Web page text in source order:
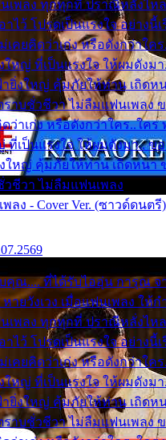
เพลง ทุกทุกที่ ปราณีหลั่งไห
าไว้ โปรดเป็นแรงใจ อย่างนี้
เคยคิดว่าเก่ง หรือดังกว่าใค
ใหญ่ ที่เป็นแรงใจ ให้ผมดังม
ยิ่งใหญ่ คุ้มภัยให้ท่าน เถิดห
ราบชั่วชีวา ไม่ลืมแฟนเพลง
ดว่าเก่ง หรือดังกว่าใคร..ใค
ที่เป็นแรงใจ ให้ผมดังมา.. ขอ
ใหญ่ คุ้มภัยให้ท่าน เถิดหนา ข
วชีวา ไม่ลืมแฟนเพลง
ง - Cover Ver. (ซาวด์ดนตรี
คุณ.... ที่ได้รับไออุ่น การุณ จ
ายวังเวง เมื่อแฟนเพลง ให้ก
เพลง ทุกทุกที่ ปราณีหลั่งไห
าไว้ โปรดเป็นแรงใจ อย่างนี้
เคยคิดว่าเก่ง หรือดังกว่าใค
ใหญ่ ที่เป็นแรงใจ ให้ผมดังม
ยิ่งใหญ่ คุ้มภัยให้ท่าน เถิดห
ราบชั่วชีวา ไม่ลืมแฟนเพลง